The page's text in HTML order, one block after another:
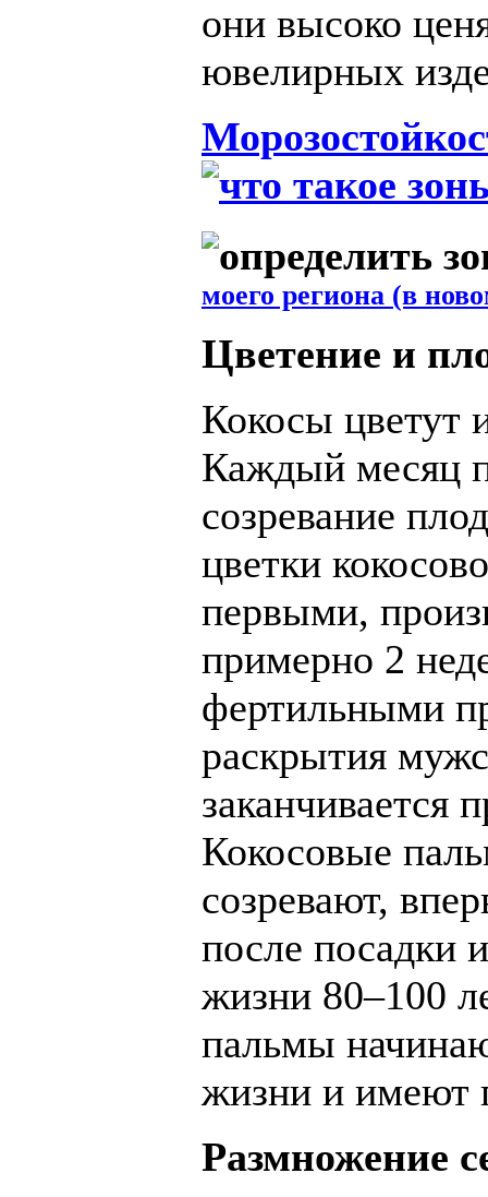
они высоко
ювелирных
моего региона (в
Цветение и
Кокосы цветут
Каждый месяц
созревание
цветки
первыми,
примерно 2
фертильными
раскрытия
заканчивается
Кокосовые
созревают,
после посадки
жизни 80–100
пальмы
жизни и имеют
Размножение